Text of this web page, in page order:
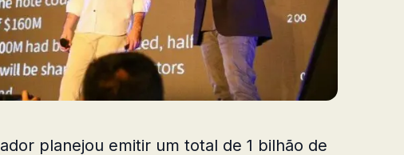
planejou emitir um total de 1 bilhão de